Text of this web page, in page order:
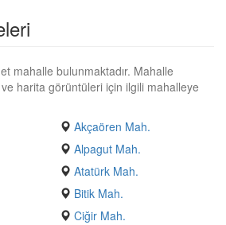
mahalle bulunmaktadır. Mahalle
ve harita görüntüleri için ilgili mahalleye
Akçaören Mah.
Alpagut Mah.
Atatürk Mah.
Bitik Mah.
Ciğir Mah.